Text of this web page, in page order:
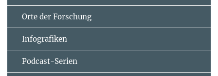
Orte der Forschung
Infografiken
Podcast-Serien